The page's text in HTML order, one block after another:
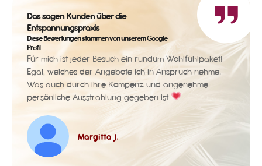
Das sagen Kunden über die
Entspannungspraxis
Diese Bewertungen stammen von unserem Google-
Profil
Für mich ist jeder Besuch ein rundum Wohlfühlpaket!
Egal, welches der Angebote ich in Anspruch nehme.
Was auch durch ihre Kompenz und angenehme
persönliche Ausstrahlung gegeben ist
Margitta J.
An